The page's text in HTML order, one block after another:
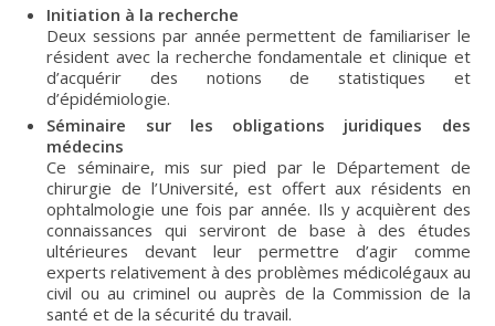
Initiation à la recherche
Deux sessions par année permettent de familiariser le
résident avec la recherche fondamentale et clinique et
d’acquérir des notions de statistiques et
d’épidémiologie.
Séminaire sur les obligations juridiques des
médecins
Ce séminaire, mis sur pied par le Département de
chirurgie de l’Université, est offert aux résidents en
ophtalmologie une fois par année. Ils y acquièrent des
connaissances qui serviront de base à des études
ultérieures devant leur permettre d’agir comme
experts relativement à des problèmes médicolégaux au
civil ou au criminel ou auprès de la Commission de la
santé et de la sécurité du travail.